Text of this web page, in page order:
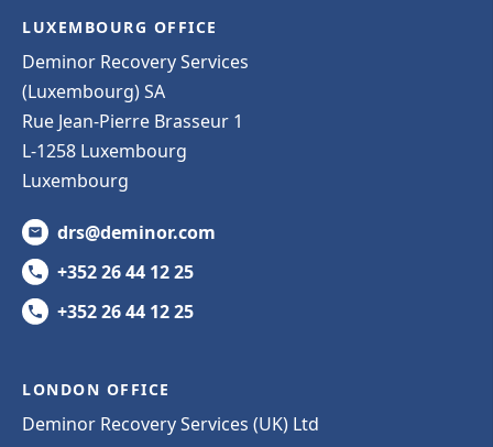
LUXEMBOURG OFFICE
Deminor Recovery Services
(Luxembourg) SA
Rue Jean-Pierre Brasseur 1
L-1258 Luxembourg
Luxembourg
drs@deminor.com
+352 26 44 12 25
+352 26 44 12 25
LONDON OFFICE
Deminor Recovery Services (UK) Ltd